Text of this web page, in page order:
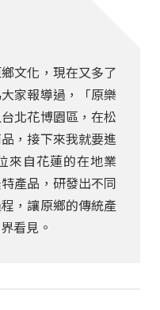
文化，現在又多了
家報導過，「原樂
北花博園區，在松
，接下來我就要進
來自花蓮的在地業
產品，研發出不同
，讓原鄉的傳統產
看見。